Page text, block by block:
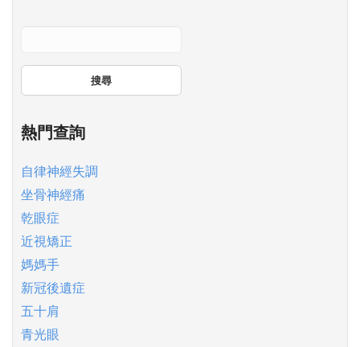
搜尋
熱門查詢
自律神經失調
坐骨神經痛
乾眼症
近視矯正
媽媽手
新冠後遺症
五十肩
青光眼